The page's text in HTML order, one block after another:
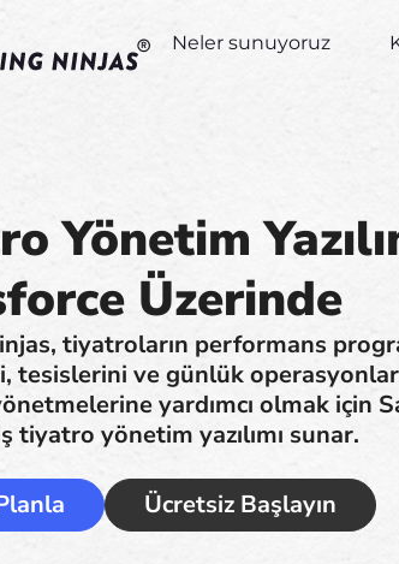
Neler sunuyoruz
Yönetim
Üzerinde
tiyatroların performans
tesislerini ve günlük
yardımcı olmak için
tiyatro yönetim yazılımı sunar.
Ücretsiz Başlayın